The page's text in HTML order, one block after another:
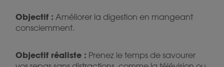
Objectif : Améliorer la digestion en mangeant
consciemment.
Objectif réaliste : Prenez le temps de savourer